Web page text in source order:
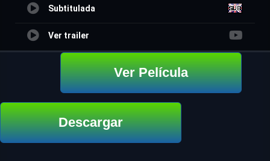
Subtitulada
Ver trailer
Ver Película
Descargar